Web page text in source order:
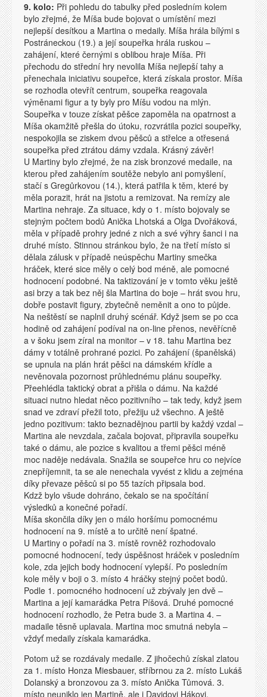
9. kolo: Při pohledu do tabulky před posledním kolem
bylo zřejmé, že Míša bude bojovat o umístění mezi
nejlepší desítkou a Martina o medaily. Míša hrála bílými s
Postráneckou (19.) a její soupeřka hrála ruskou –
zahájení, které černými s oblibou hraje Míša. Při
přechodu do střední hry nevolila Míša nejlepší tahy a
přenechala iniciativu soupeřce, která získala prostor. Míša
se rozhodla otevřít centrum, soupeřka reagovala
výměnami figur a ty byly pro Míšu vodou na mlýn.
Soupeřka v touze získat pěšce zapoměla na opatrnost a
Míša okamžitě přešla do útoku, rozvrátila pozici soupeřky,
nespokojila se ziskem dvou pěšců a střelce a otřesená
soupeřka před ztrátou dámy vzdala. Krásný závěr!
U Martiny bylo zřejmé, že na zisk bronzové medaile, na
kterou před zahájením soutěže nebylo ani pomyšlení,
stačí s Gregůrkovou (14.), která patřila k těm, které by
měla porazit, hrát na jistotu a remizovat. Na remízy ale
Martina nehraje. Za situace, kdy o 1. místo bojovaly se
stejným počtem bodů Anička Lhotská a Olga Dvořáková,
měla v případě prohry jedné z nich a své výhry šanci i na
druhé místo. Stinnou stránkou bylo, že na třetí místo si
dělala zálusk v případě neúspěchu Martiny smečka
hráček, které sice měly o celý bod méně, ale pomocné
hodnocení podobné. Na taktizování je v tomto věku ještě
asi brzy a tak bez něj šla Martina do boje – hrát svou hru,
dobře postavit figury, zbytečně neměnit a ono to půjde.
Na neštěstí se naplnil druhý scénář. Když jsem se po cca
hodině od zahájení podíval na on-line přenos, nevěřícně
a v šoku jsem zíral na monitor – v 18. tahu Martina bez
dámy v totálně prohrané pozici. Po zahájení (španělská)
se upnula na plán hrát pěšci na dámském křídle a
nevěnovala pozornost průhlednému plánu soupeřky.
Přeehlédla taktický obrat a přišla o dámu. Na každé
situaci nutno hledat něco pozitivního – tak tedy, když jsem
snad ve zdraví přežil toto, přežiju už všechno. A ještě
jedno pozitivum: takto beznadějnou partii by každý vzdal –
Martina ale nevzdala, začala bojovat, připravila soupeřku
také o dámu, ale pozice s kvalitou a třemi pěšci méně
moc naděje nedávala. Snažila se soupeřce hru co nejvíce
znepříjemnit, ta se ale nenechala vyvést z klidu a zejména
díky převaze pěšců si po 55 tazích připsala bod.
Kdzž bylo všude dohráno, čekalo se na spočítání
výsledků a konečné pořadí.
Míša skončila díky jen o málo horšímu pomocnému
hodnocení na 9. místě a to určitě není špatné.
U Martiny o pořadí na 3. místě rovněž rozhodovalo
pomocné hodnocení, tedy úspěšnost hráček v posledním
kole, zda jejich body hodnocení vylepší. Po posledním
kole měly v boji o 3. místo 4 hráčky stejný počet bodů.
Podle 1. pomocného hodnocení už zbývaly jen dvě –
Martina a její kamarádka Petra Píšová. Druhé pomocné
hodnocení rozhodlo, že Petra bude 3. a Martina 4. –
madaile těsně uplavala. Martina moc smutná nebyla –
vždyť medaily získala kamarádka.
Potom už se rozdávaly medaile. Z jihočechů získal zlatou
za 1. místo Honza Miesbauer, stříbrnou za 2. místo Lukáš
Dolanský a bronzovou za 3. místo Anička Tůmová. 3.
místo neuniklo jen Martině, ale i Davidovi Hákovi.